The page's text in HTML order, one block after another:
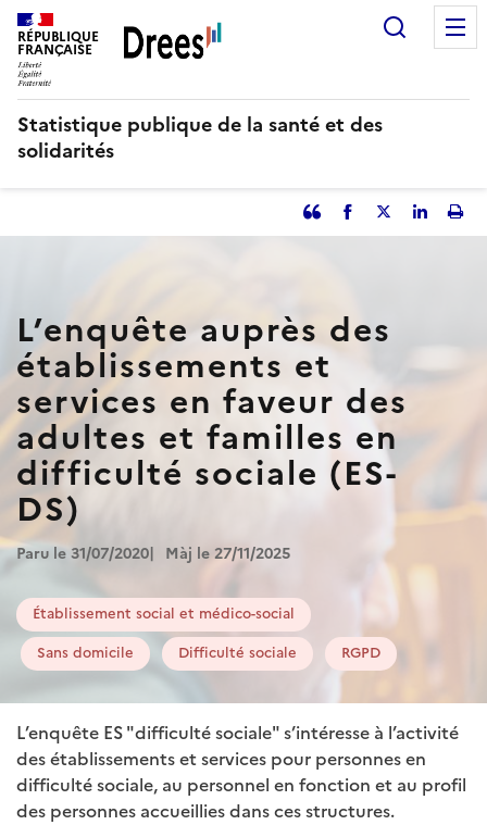
Aller
au
contenu
principal
RÉPUBLIQUE
FRANÇAISE
Statistique publique de la santé et des
solidarités
Partager
l'article
citation
Facebook
Partager
l'article
Partager
l'article
L’enquête auprès des
établissements et
services en faveur des
adultes et familles en
difficulté sociale (ES-
DS)
Paru le 31/07/2020 Màj le 27/11/2025
Établissement social et médico-social
Sans domicile
Difficulté sociale RGPD
L’enquête ES "difficulté sociale" s’intéresse à l’activité
des établissements et services pour personnes en
difficulté sociale, au personnel en fonction et au profil
des personnes accueillies dans ces structures.